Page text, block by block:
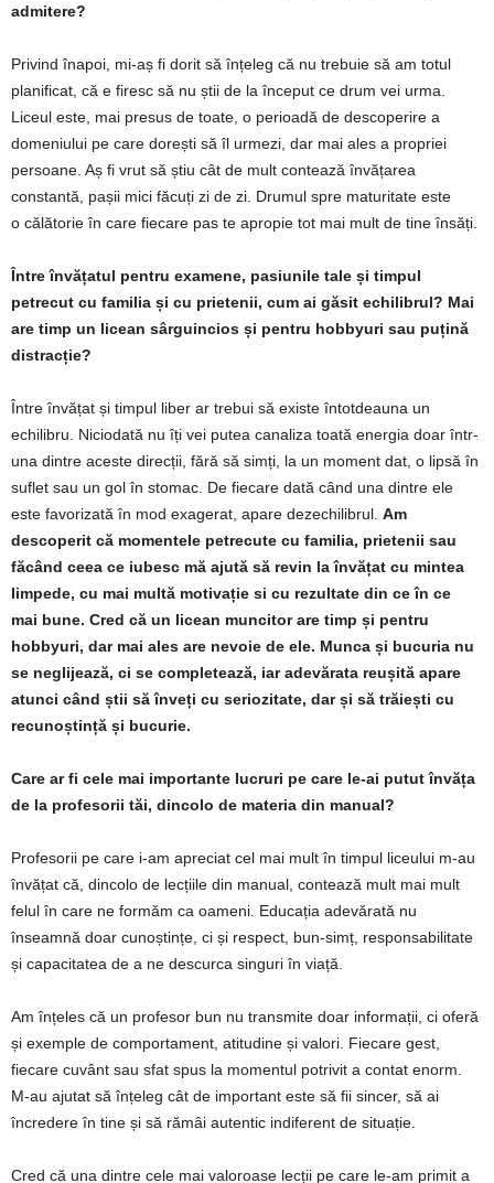
admitere?
Privind înapoi, mi-aș fi dorit să înțeleg că nu trebuie să am totul
planificat, că e firesc să nu știi de la început ce drum vei urma.
Liceul este, mai presus de toate, o perioadă de descoperire a
domeniului pe care dorești să îl urmezi, dar mai ales a propriei
persoane. Aș fi vrut să știu cât de mult contează învățarea
constantă, pașii mici făcuți zi de zi. Drumul spre maturitate este
o călătorie în care fiecare pas te apropie tot mai mult de tine însăți.
Între învățatul pentru examene, pasiunile tale și timpul
petrecut cu familia și cu prietenii, cum ai găsit echilibrul? Mai
are timp un licean sârguincios și pentru hobbyuri sau puțină
distracție?
Între învățat și timpul liber ar trebui să existe întotdeauna un
echilibru. Niciodată nu îți vei putea canaliza toată energia doar într-
una dintre aceste direcții, fără să simți, la un moment dat, o lipsă în
suflet sau un gol în stomac. De fiecare dată când una dintre ele
este favorizată în mod exagerat, apare dezechilibrul. Am
descoperit că momentele petrecute cu familia, prietenii sau
făcând ceea ce iubesc mă ajută să revin la învățat cu mintea
limpede, cu mai multă motivație si cu rezultate din ce în ce
mai bune. Cred că un licean muncitor are timp și pentru
hobbyuri, dar mai ales are nevoie de ele. Munca și bucuria nu
se neglijează, ci se completează, iar adevărata reușită apare
atunci când știi să înveți cu seriozitate, dar și să trăiești cu
recunoștință și bucurie.
Care ar fi cele mai importante lucruri pe care le-ai putut învăța
de la profesorii tăi, dincolo de materia din manual?
Profesorii pe care i-am apreciat cel mai mult în timpul liceului m-au
învățat că, dincolo de lecțiile din manual, contează mult mai mult
felul în care ne formăm ca oameni. Educația adevărată nu
înseamnă doar cunoștințe, ci și respect, bun-simț, responsabilitate
și capacitatea de a ne descurca singuri în viață.
Am înțeles că un profesor bun nu transmite doar informații, ci oferă
și exemple de comportament, atitudine și valori. Fiecare gest,
fiecare cuvânt sau sfat spus la momentul potrivit a contat enorm.
M-au ajutat să înțeleg cât de important este să fii sincer, să ai
încredere în tine și să rămâi autentic indiferent de situație.
Cred că una dintre cele mai valoroase lecții pe care le-am primit a